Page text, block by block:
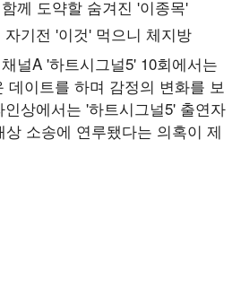
널A '하트시그널5' 10회에서는
데이트를 하며 감정의 변화를 보
상에서는 '하트시그널5' 출연자
소송에 연루됐다는 의혹이 제